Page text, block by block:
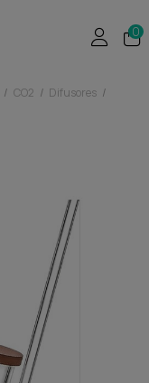
0
CO2
Difusores